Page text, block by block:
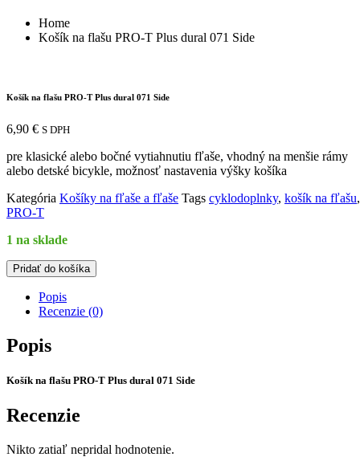
Home
Košík na flašu PRO-T Plus dural 071 Side
Košík na flašu PRO-T Plus dural 071 Side
6,90 € S DPH
pre klasické alebo bočné vytiahnutiu fľaše, vhodný na menšie rámy
alebo detské bicykle, možnosť nastavenia výšky košíka
Kategória Košíky na fľaše a fľaše Tags cyklodoplnky, košík na fľašu,
PRO-T
1 na sklade
množstvo
Košík
flašu
T
Plus
071
Pridať do košíka
Popis
Recenzie (0)
Popis
Košík na flašu PRO-T Plus dural 071 Side
Recenzie
Nikto zatiaľ nepridal hodnotenie.